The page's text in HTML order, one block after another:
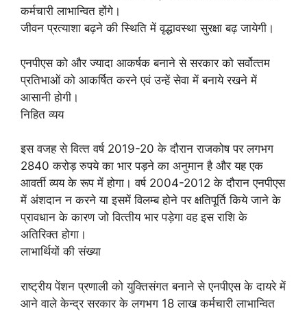
कर्मचारी लाभान्वित होंगे।
जीवन प्रत्‍याशा बढ़ने की स्थिति में वृद्धावस्‍था सुरक्षा बढ़ जायेगी।
एनपीएस को और ज्‍यादा आकर्षक बनाने से सरकार को सर्वोत्‍तम
प्रतिभाओं को आकर्षि‍त करने एवं उन्‍हें सेवा में बनाये रखने में
आसानी होगी।
निहित व्‍यय
इस वजह से वित्‍त वर्ष 2019-20 के दौरान राजकोष पर लगभग
2840 करोड़ रुपये का भार पड़ने का अनुमान है और यह एक
आवर्ती व्यय के रूप में होगा। वर्ष 2004-2012 के दौरान एनपीएस
में अंशदान न करने या इसमें विलम्‍ब होने पर क्षतिपूर्ति किये जाने के
प्रावधान के कारण जो वित्‍तीय भार पड़ेगा वह इस राशि के
अतिरिक्‍त होगा।
लाभार्थियों की संख्‍या
राष्‍ट्रीय पेंशन प्रणाली को युक्तिसंगत बनाने से एनपीएस के दायरे में
आने वाले केन्‍द्र सरकार के लगभग 18 लाख कर्मचारी लाभान्वित